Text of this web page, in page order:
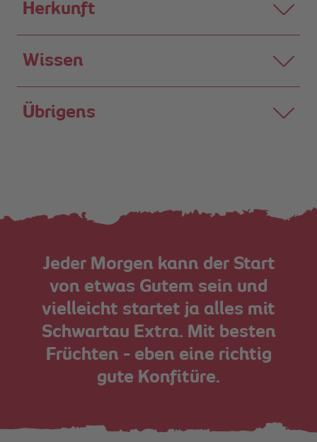
Herkunft
Wissen
Übrigens
Jeder Morgen kann der Start
von etwas Gutem sein und
vielleicht startet ja alles mit
Schwartau Extra. Mit besten
Früchten - eben eine richtig
gute Konfitüre.